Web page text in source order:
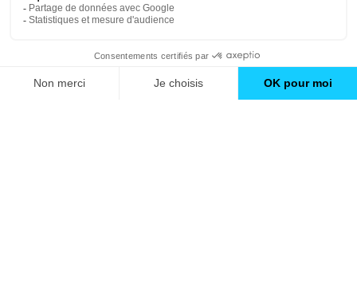
un catalogue de
conseils et inspirations